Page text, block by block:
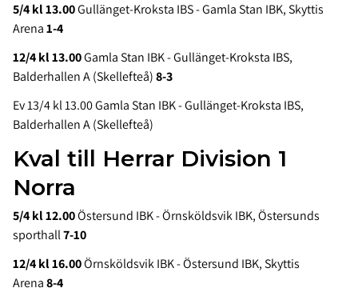
5/4 kl 13.00Gullänget-Kroksta IBS - Gamla Stan IBK, Skyttis
Arena1-4
12/4 kl 13.00Gamla Stan IBK - Gullänget-Kroksta IBS,
Balderhallen A (Skellefteå)8-3
Ev 13/4 kl 13.00 Gamla Stan IBK - Gullänget-Kroksta IBS,
Balderhallen A (Skellefteå)
Kval till Herrar Division 1
Norra
5/4 kl 12.00Östersund IBK - Örnsköldsvik IBK, Östersunds
sporthall7-10
12/4 kl 16.00Örnsköldsvik IBK - Östersund IBK, Skyttis
Arena8-4